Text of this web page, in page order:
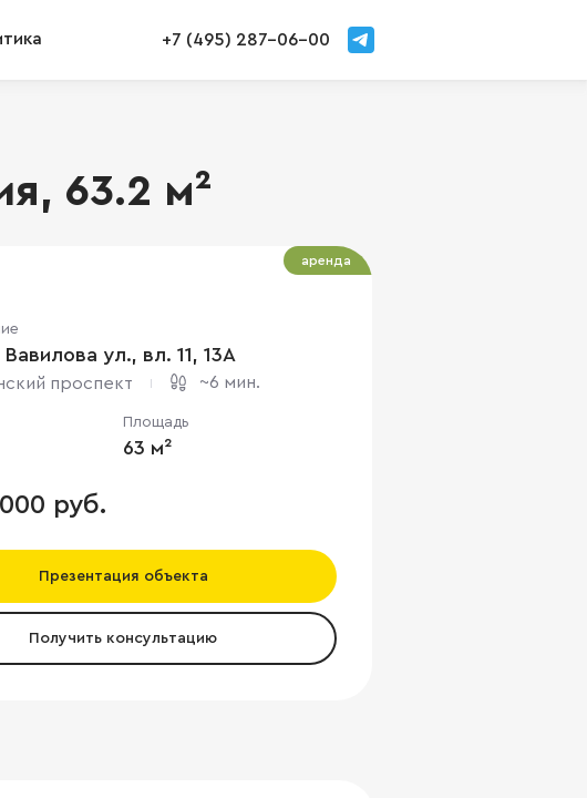
+7 (495) 287-06-00
63.2 м²
ул., вл. 11, 13А
проспект ~6 мин.
Площадь
63 м²
руб.
Презентация объекта
Получить консультацию
аренда